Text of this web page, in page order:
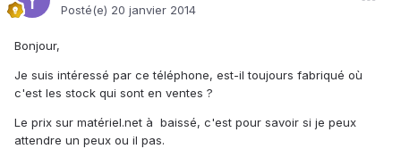
Posté(e) 20 janvier 2014
Bonjour,
Je suis intéressé par ce téléphone, est-il toujours fabriqué où
c'est les stock qui sont en ventes ?
Le prix sur matériel.net à baissé, c'est pour savoir si je peux
attendre un peux ou il pas.